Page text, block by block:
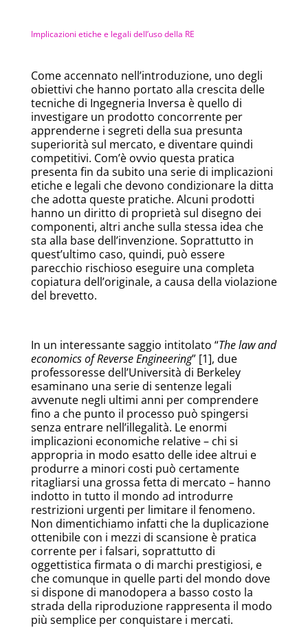
Implicazioni etiche e legali dell’uso della RE
Come accennato nell’introduzione, uno degli
obiettivi che hanno portato alla crescita delle
tecniche di Ingegneria Inversa è quello di
investigare un prodotto concorrente per
apprenderne i segreti della sua presunta
superiorità sul mercato, e diventare quindi
competitivi. Com’è ovvio questa pratica
presenta fin da subito una serie di implicazioni
etiche e legali che devono condizionare la ditta
che adotta queste pratiche. Alcuni prodotti
hanno un diritto di proprietà sul disegno dei
componenti, altri anche sulla stessa idea che
sta alla base dell’invenzione. Soprattutto in
quest’ultimo caso, quindi, può essere
parecchio rischioso eseguire una completa
copiatura dell’originale, a causa della violazione
del brevetto.
In un interessante saggio intitolato “The law and
economics of Reverse Engineering” [1], due
professoresse dell’Università di Berkeley
esaminano una serie di sentenze legali
avvenute negli ultimi anni per comprendere
fino a che punto il processo può spingersi
senza entrare nell’illegalità. Le enormi
implicazioni economiche relative – chi si
appropria in modo esatto delle idee altrui e
produrre a minori costi può certamente
ritagliarsi una grossa fetta di mercato – hanno
indotto in tutto il mondo ad introdurre
restrizioni urgenti per limitare il fenomeno.
Non dimentichiamo infatti che la duplicazione
ottenibile con i mezzi di scansione è pratica
corrente per i falsari, soprattutto di
oggettistica firmata o di marchi prestigiosi, e
che comunque in quelle parti del mondo dove
si dispone di manodopera a basso costo la
strada della riproduzione rappresenta il modo
più semplice per conquistare i mercati.